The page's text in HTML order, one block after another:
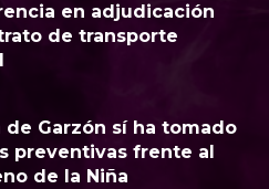
en adjudicación
de transporte
de Garzón sí ha tomado
preventivas frente al
de la Niña